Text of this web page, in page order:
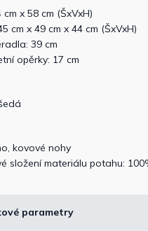
cm x 58 cm (ŠxVxH)
cm x 49 cm x 44 cm (ŠxVxH)
39 cm
opěrky: 17 cm
kovové nohy
složení materiálu potahu:
parametry